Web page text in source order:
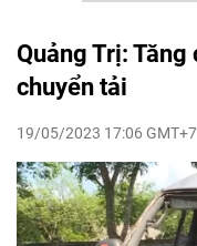
Quảng Trị:
chuyển tải
19/05/2023 17:06 GMT+7